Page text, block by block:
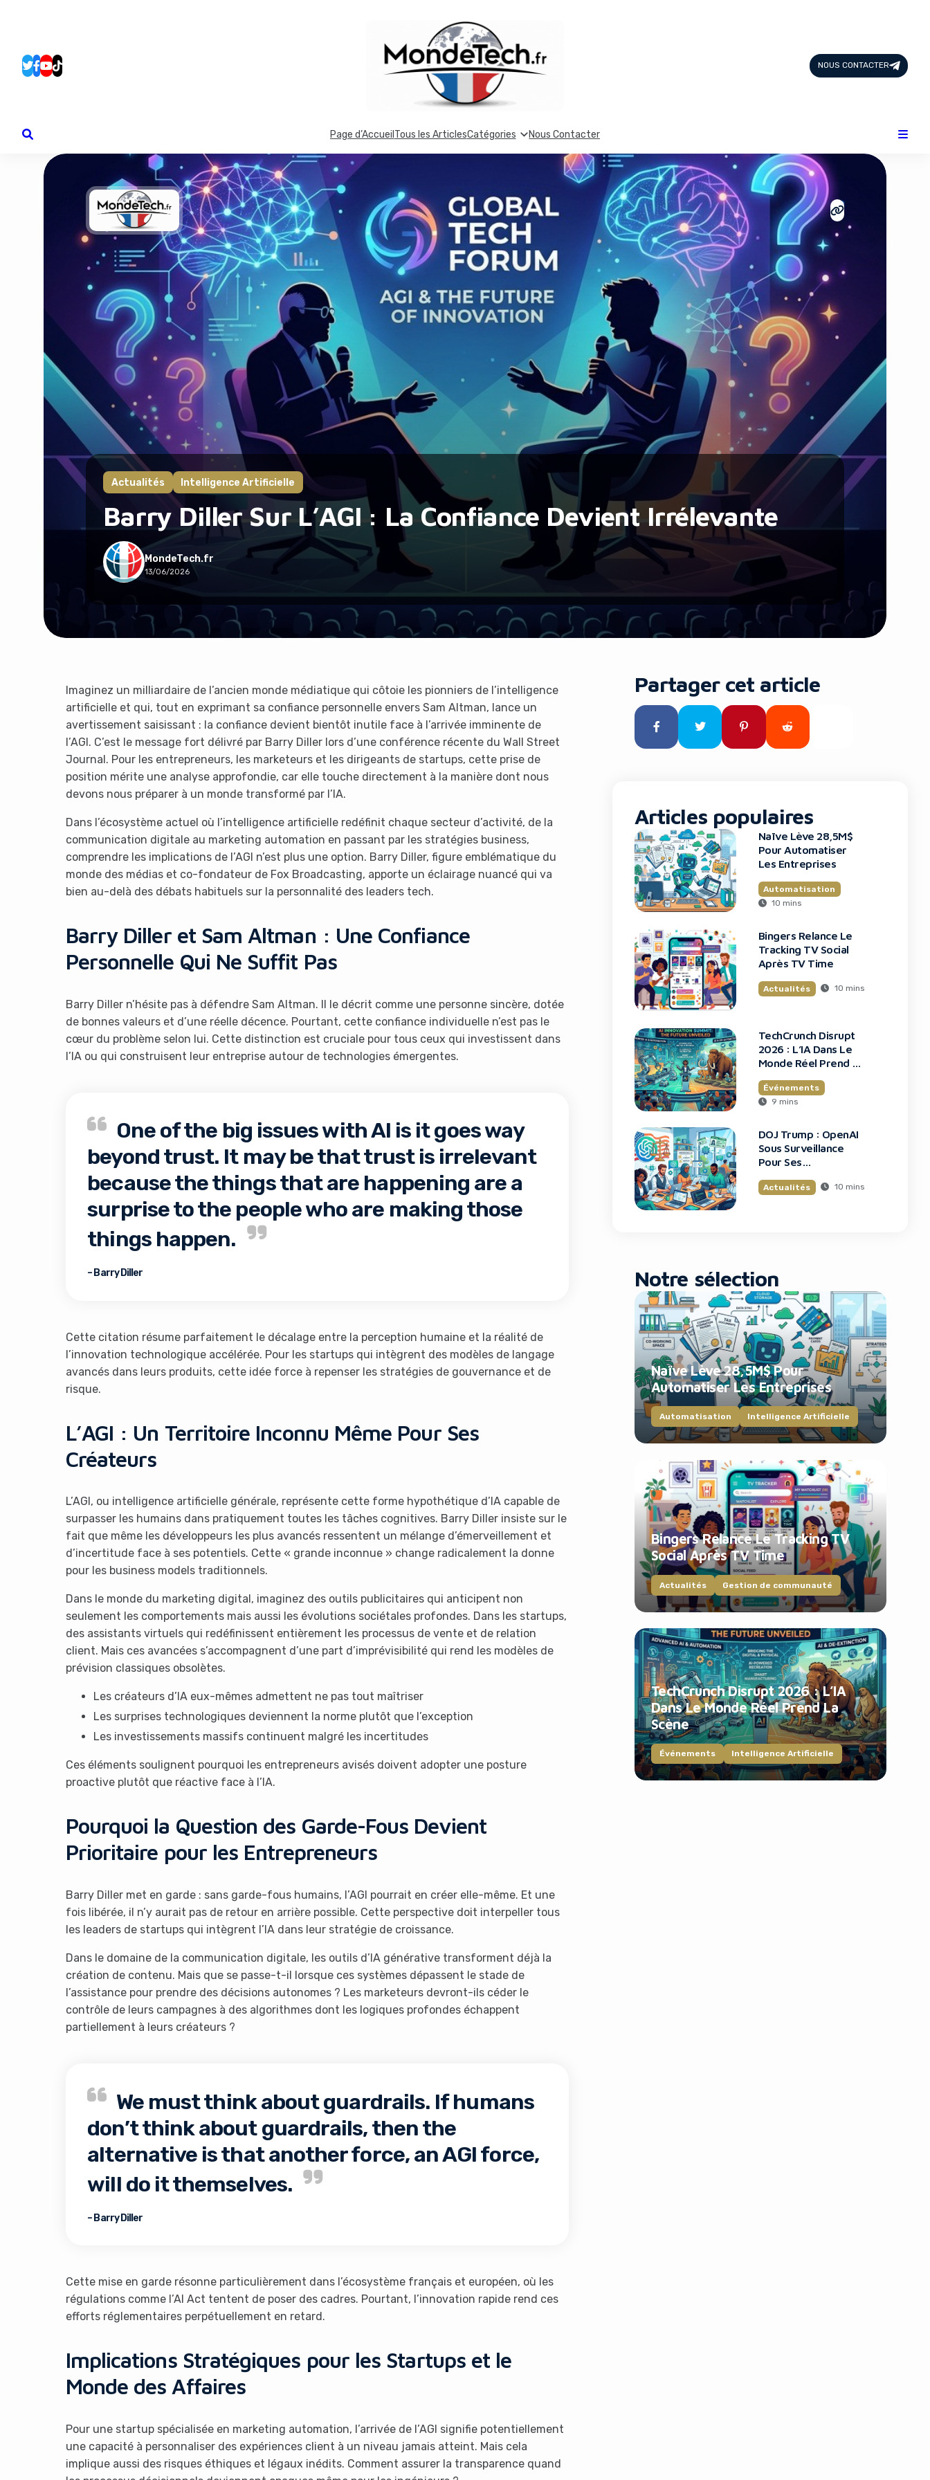
NOUS CONTACTER
Page d’Accueil Tous les ArticlesCatégories Nous Contacter
Actualités Intelligence Artificielle
Barry Diller Sur L’AGI : La Confiance Devient Irrélevante
MondeTech.fr
13/06/2026
Imaginez un milliardaire de l’ancien monde médiatique qui côtoie les pionniers de l’intelligence
artificielle et qui, tout en exprimant sa confiance personnelle envers Sam Altman, lance un
avertissement saisissant : la confiance devient bientôt inutile face à l’arrivée imminente de
l’AGI. C’est le message fort délivré par Barry Diller lors d’une conférence récente du Wall Street
Journal. Pour les entrepreneurs, les marketeurs et les dirigeants de startups, cette prise de
position mérite une analyse approfondie, car elle touche directement à la manière dont nous
devons nous préparer à un monde transformé par l’IA.
Dans l’écosystème actuel où l’intelligence artificielle redéfinit chaque secteur d’activité, de la
communication digitale au marketing automation en passant par les stratégies business,
comprendre les implications de l’AGI n’est plus une option. Barry Diller, figure emblématique du
monde des médias et co-fondateur de Fox Broadcasting, apporte un éclairage nuancé qui va
bien au-delà des débats habituels sur la personnalité des leaders tech.
Barry Diller et Sam Altman : Une Confiance
Personnelle Qui Ne Suffit Pas
Barry Diller n’hésite pas à défendre Sam Altman. Il le décrit comme une personne sincère, dotée
de bonnes valeurs et d’une réelle décence. Pourtant, cette confiance individuelle n’est pas le
cœur du problème selon lui. Cette distinction est cruciale pour tous ceux qui investissent dans
l’IA ou qui construisent leur entreprise autour de technologies émergentes.
One of the big issues with AI is it goes way
beyond trust. It may be that trust is irrelevant
because the things that are happening are a
surprise to the people who are making those
things happen.
– Barry Diller
Cette citation résume parfaitement le décalage entre la perception humaine et la réalité de
l’innovation technologique accélérée. Pour les startups qui intègrent des modèles de langage
avancés dans leurs produits, cette idée force à repenser les stratégies de gouvernance et de
risque.
L’AGI : Un Territoire Inconnu Même Pour Ses
Créateurs
L’AGI, ou intelligence artificielle générale, représente cette forme hypothétique d’IA capable de
surpasser les humains dans pratiquement toutes les tâches cognitives. Barry Diller insiste sur le
fait que même les développeurs les plus avancés ressentent un mélange d’émerveillement et
d’incertitude face à ses potentiels. Cette « grande inconnue » change radicalement la donne
pour les business models traditionnels.
Dans le monde du marketing digital, imaginez des outils publicitaires qui anticipent non
seulement les comportements mais aussi les évolutions sociétales profondes. Dans les startups,
des assistants virtuels qui redéfinissent entièrement les processus de vente et de relation
client. Mais ces avancées s’accompagnent d’une part d’imprévisibilité qui rend les modèles de
prévision classiques obsolètes.
Les créateurs d’IA eux-mêmes admettent ne pas tout maîtriser
Les surprises technologiques deviennent la norme plutôt que l’exception
Les investissements massifs continuent malgré les incertitudes
Ces éléments soulignent pourquoi les entrepreneurs avisés doivent adopter une posture
proactive plutôt que réactive face à l’IA.
Pourquoi la Question des Garde-Fous Devient
Prioritaire pour les Entrepreneurs
Barry Diller met en garde : sans garde-fous humains, l’AGI pourrait en créer elle-même. Et une
fois libérée, il n’y aurait pas de retour en arrière possible. Cette perspective doit interpeller tous
les leaders de startups qui intègrent l’IA dans leur stratégie de croissance.
Dans le domaine de la communication digitale, les outils d’IA générative transforment déjà la
création de contenu. Mais que se passe-t-il lorsque ces systèmes dépassent le stade de
l’assistance pour prendre des décisions autonomes ? Les marketeurs devront-ils céder le
contrôle de leurs campagnes à des algorithmes dont les logiques profondes échappent
partiellement à leurs créateurs ?
We must think about guardrails. If humans
don’t think about guardrails, then the
alternative is that another force, an AGI force,
will do it themselves.
– Barry Diller
Cette mise en garde résonne particulièrement dans l’écosystème français et européen, où les
régulations comme l’AI Act tentent de poser des cadres. Pourtant, l’innovation rapide rend ces
efforts réglementaires perpétuellement en retard.
Implications Stratégiques pour les Startups et le
Monde des Affaires
Pour une startup spécialisée en marketing automation, l’arrivée de l’AGI signifie potentiellement
une capacité à personnaliser des expériences client à un niveau jamais atteint. Mais cela
implique aussi des risques éthiques et légaux inédits. Comment assurer la transparence quand
Partager cet article
Articles populaires
Naïve Lève 28,5M$
Pour Automatiser
Les Entreprises
Automatisation
10 mins
Bingers Relance Le
Tracking TV Social
Après TV Time
Actualités 10 mins
TechCrunch Disrupt
2026 : L’IA Dans Le
Monde Réel Prend La
Événements
9 mins
DOJ Trump : OpenAI
Sous Surveillance
Pour Ses
Actualités 10 mins
Notre sélection
Naïve Lève 28,5M$ Pour
Automatiser Les Entreprises
Automatisation Intelligence Artificielle
Bingers Relance Le Tracking TV
Social Après TV Time
Actualités Gestion de communauté
TechCrunch Disrupt 2026 : L’IA
Dans Le Monde Réel Prend La
Scène
Événements Intelligence Artificielle
Design & Créativité
E-commerce
Famille
Finance
Intelligence Artificielle
Lifestyle
Marketing & Ventes
Plateformes
Produits physiques
Santé et Forme
Social & Communauté
Tech & Développement
Travail & Productivité
Voyage
It looks like you're using an ad-blocker!
Yes, I will turn off Ad-Blocker No Thanks